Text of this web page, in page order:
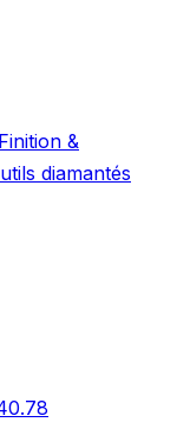
Finition &
diamantés